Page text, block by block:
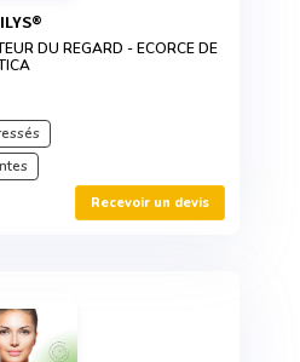
DU REGARD - ECORCE DE
Recevoir un devis